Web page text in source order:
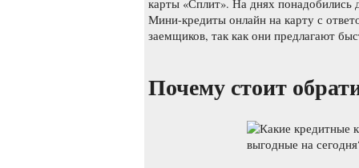
карты «Сплит». На днях понадобились
Мини-кредиты онлайн на карту с
заемщиков, так как они предлагают
Почему стоит